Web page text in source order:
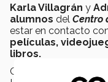
Karla Villagrán y
alumnos del Centro
estar en contacto
películas,
libros.
Otras